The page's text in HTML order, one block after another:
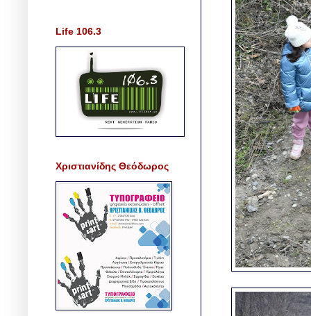
Life 106.3
Χριστιανίδης Θεόδωρος